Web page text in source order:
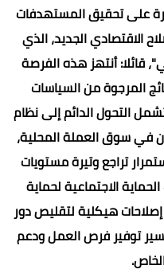
على تحقيق المستهدفات
الاقتصادي الجديد، الذي
قائلا: أنتهز هذه الفرصة
المرجوة من السياسات
التحول الدائم إلى نظام
في سوق العملة المحلية،
تراجع وتيرة مستويات
الاجتماعية لحماية
هيكلية لتقليص دور
توفير فرص العمل ودعم